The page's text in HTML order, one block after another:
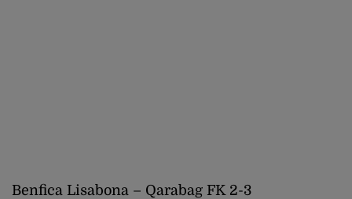
Benfica Lisabona – Qarabag FK 2-3